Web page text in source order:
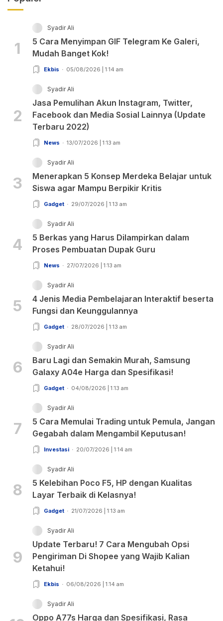
1
Syadir Ali
5 Cara Menyimpan GIF Telegram Ke Galeri,
Mudah Banget Kok!
Ekbis 05/08/2026 | 1:14 am
2
Syadir Ali
Jasa Pemulihan Akun Instagram, Twitter,
Facebook dan Media Sosial Lainnya (Update
Terbaru 2022)
News 13/07/2026 | 1:13 am
3
Syadir Ali
Menerapkan 5 Konsep Merdeka Belajar untuk
Siswa agar Mampu Berpikir Kritis
Gadget 29/07/2026 | 1:13 am
4
Syadir Ali
5 Berkas yang Harus Dilampirkan dalam
Proses Pembuatan Dupak Guru
News 27/07/2026 | 1:13 am
5
Syadir Ali
4 Jenis Media Pembelajaran Interaktif beserta
Fungsi dan Keunggulannya
Gadget 28/07/2026 | 1:13 am
6
Syadir Ali
Baru Lagi dan Semakin Murah, Samsung
Galaxy A04e Harga dan Spesifikasi!
Gadget 04/08/2026 | 1:13 am
7
Syadir Ali
5 Cara Memulai Trading untuk Pemula, Jangan
Gegabah dalam Mengambil Keputusan!
Investasi 20/07/2026 | 1:14 am
8
Syadir Ali
5 Kelebihan Poco F5, HP dengan Kualitas
Layar Terbaik di Kelasnya!
Gadget 21/07/2026 | 1:13 am
9
Syadir Ali
Update Terbaru! 7 Cara Mengubah Opsi
Pengiriman Di Shopee yang Wajib Kalian
Ketahui!
Ekbis 06/08/2026 | 1:14 am
Syadir Ali
Oppo A77s Harga dan Spesifikasi, Rasa